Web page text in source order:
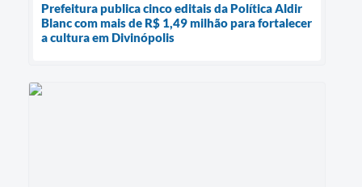
Prefeitura publica cinco editais da Política Aldir
Blanc com mais de R$ 1,49 milhão para fortalecer
a cultura em Divinópolis